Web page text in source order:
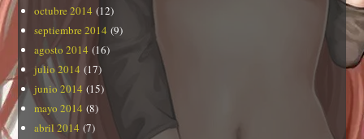
octubre 2014 (12)
septiembre 2014 (9)
agosto 2014 (16)
julio 2014 (17)
junio 2014 (15)
mayo 2014 (8)
abril 2014 (7)